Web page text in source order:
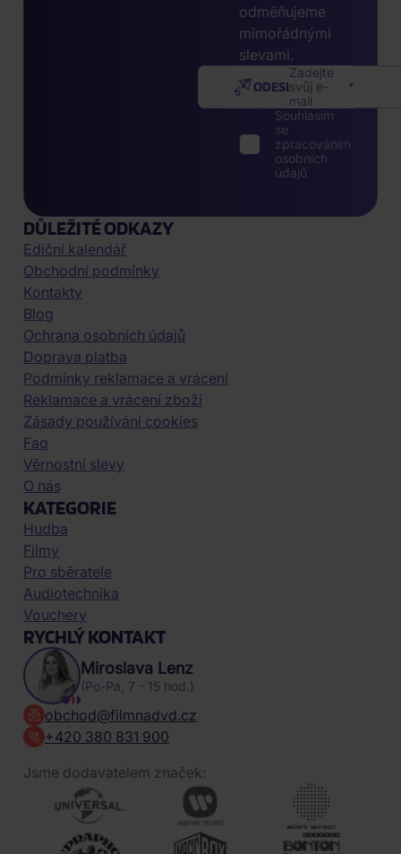
odměňujeme
mimořádnými
slevami.
Zadejte
svůj e-
mail
ODESLAT
Souhlasím
se
zpracováním
osobních
údajů
DŮLEŽITÉ ODKAZY
Ediční kalendář
Obchodní podmínky
Kontakty
Blog
Ochrana osobních údajů
Doprava platba
Podmínky reklamace a vrácení
Reklamace a vrácení zboží
Zásady používání cookies
Faq
Věrnostní slevy
O nás
KATEGORIE
Hudba
Filmy
Pro sběratele
Audiotechnika
Vouchery
RYCHLÝ KONTAKT
Miroslava Lenz
(Po-Pa, 7 - 15 hod.)
obchod@filmnadvd.cz
+420 380 831 900
Jsme dodavatelem značek: